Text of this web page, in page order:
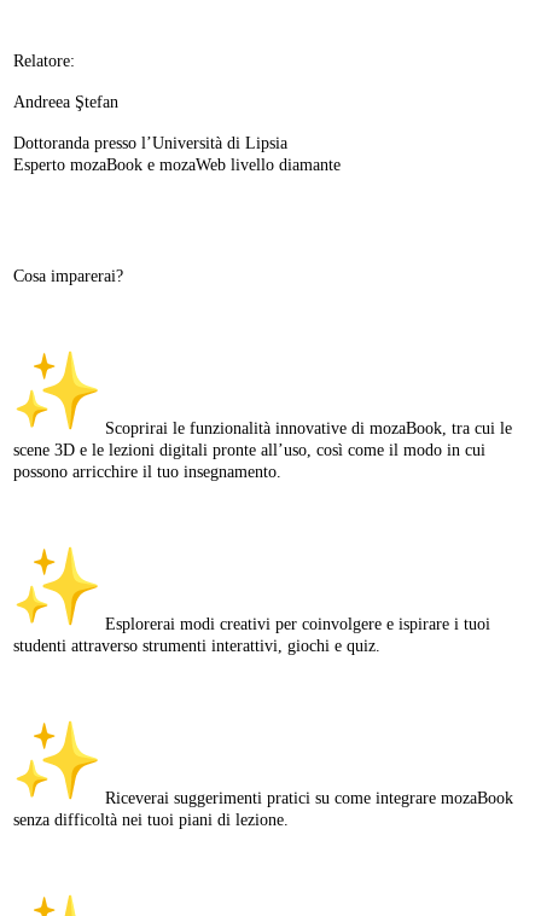
Relatore:
Andreea Ştefan
Dottoranda presso l’Università di Lipsia
Esperto mozaBook e mozaWeb livello diamante
Cosa imparerai?
Scoprirai le funzionalità innovative di mozaBook, tra cui le
scene 3D e le lezioni digitali pronte all’uso, così come il modo in cui
possono arricchire il tuo insegnamento.
Esplorerai modi creativi per coinvolgere e ispirare i tuoi
studenti attraverso strumenti interattivi, giochi e quiz.
Riceverai suggerimenti pratici su come integrare mozaBook
senza difficoltà nei tuoi piani di lezione.